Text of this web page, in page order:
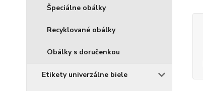
Špeciálne obálky
Recyklované obálky
Obálky s doručenkou
Etikety univerzálne biele